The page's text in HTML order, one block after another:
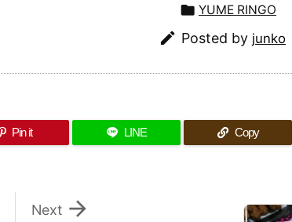
 YUME RINGO
 Posted by junko
Pin it LINE Copy

Next